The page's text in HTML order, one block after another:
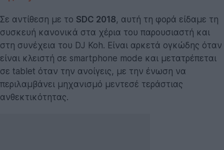
Σε αντίθεση με το SDC 2018, αυτή τη φορά είδαμε τη
συσκευή κανονικά στα χέρια του παρουσιαστή και
στη συνέχεια του DJ Koh. Είναι αρκετά ογκώδης όταν
είναι κλειστή σε smartphone mode και μετατρέπεται
σε tablet όταν την ανοίγεις, με την ένωση να
περιλαμβάνει μηχανισμό μεντεσέ τεράστιας
ανθεκτικότητας.